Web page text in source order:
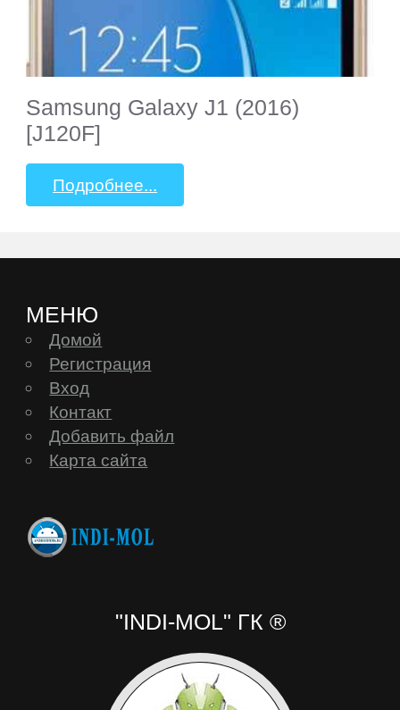
Samsung Galaxy J1 (2016)
[J120F]
Подробнее...
МЕНЮ
Домой
Регистрация
Вход
Контакт
Добавить файл
Карта сайта
"INDI-MOL" ГК ®
Perfeo
Plark
PocketBook
Point
View
Prestigio
Prology
QUMO
Ritmix